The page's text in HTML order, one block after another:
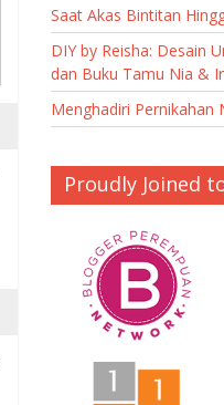
Saat Akas Bintitan
DIY by Reisha: Desain
dan Buku Tamu Nia &
Menghadiri Pernikahan
Proudly Joined